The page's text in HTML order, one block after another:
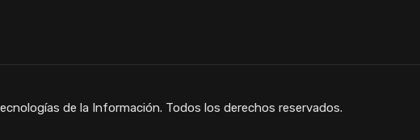
de la Información. Todos los derechos reservados.